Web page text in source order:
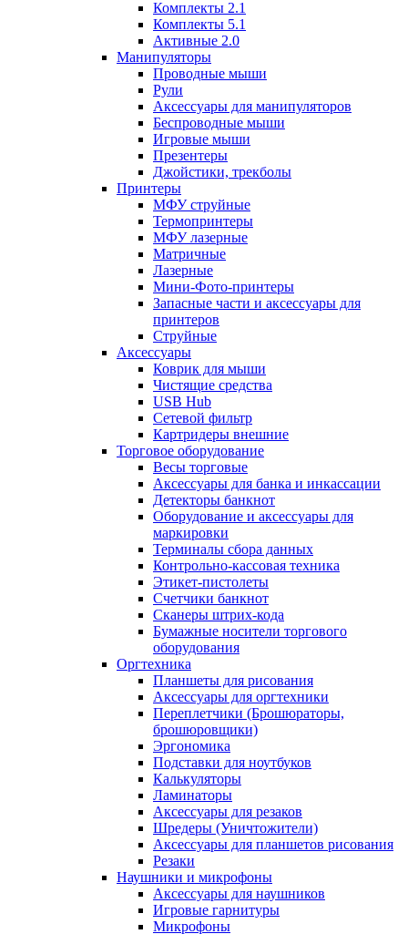
Комплекты 2.1
Комплекты 5.1
Активные 2.0
Манипуляторы
Проводные мыши
Рули
Аксессуары для манипуляторов
Беспроводные мыши
Игровые мыши
Презентеры
Джойстики, трекболы
Принтеры
МФУ струйные
Термопринтеры
МФУ лазерные
Матричные
Лазерные
Мини-Фото-принтеры
Запасные части и аксессуары для
принтеров
Струйные
Аксессуары
Коврик для мыши
Чистящие средства
USB Hub
Сетевой фильтр
Картридеры внешние
Торговое оборудование
Весы торговые
Аксессуары для банка и инкассации
Детекторы банкнот
Оборудование и аксессуары для
маркировки
Терминалы сбора данных
Контрольно-кассовая техника
Этикет-пистолеты
Счетчики банкнот
Сканеры штрих-кода
Бумажные носители торгового
оборудования
Оргтехника
Планшеты для рисования
Аксессуары для оргтехники
Переплетчики (Брошюраторы,
брошюровщики)
Эргономика
Подставки для ноутбуков
Калькуляторы
Ламинаторы
Аксессуары для резаков
Шредеры (Уничтожители)
Аксессуары для планшетов рисования
Резаки
Наушники и микрофоны
Аксессуары для наушников
Игровые гарнитуры
Микрофоны